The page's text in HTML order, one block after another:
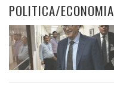
POLITICA/ECONOMIA